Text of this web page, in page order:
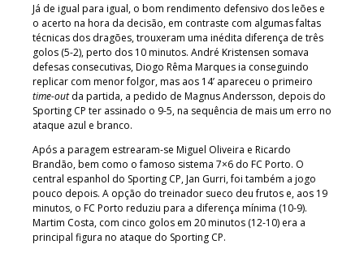
Já de igual para igual, o bom rendimento defensivo dos leões e
o acerto na hora da decisão, em contraste com algumas faltas
técnicas dos dragões, trouxeram uma inédita diferença de três
golos (5-2), perto dos 10 minutos. André Kristensen somava
defesas consecutivas, Diogo Rêma Marques ia conseguindo
replicar com menor folgor, mas aos 14’ apareceu o primeiro
time-outda partida, a pedido de Magnus Andersson, depois do
Sporting CP ter assinado o 9-5, na sequência de mais um erro no
ataque azul e branco.
Após a paragem estrearam-se Miguel Oliveira e Ricardo
Brandão, bem como o famoso sistema 7×6 do FC Porto. O
central espanhol do Sporting CP, Jan Gurri, foi também a jogo
pouco depois. A opção do treinador sueco deu frutos e, aos 19
minutos, o FC Porto reduziu para a diferença mínima (10-9).
Martim Costa, com cinco golos em 20 minutos (12-10) era a
principal figura no ataque do Sporting CP.